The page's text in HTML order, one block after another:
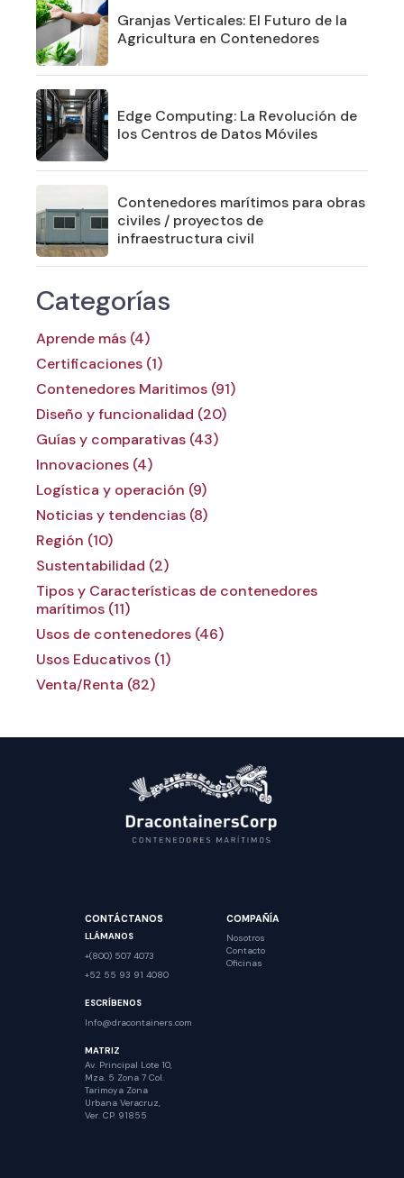
Granjas Verticales: El Futuro de la
Agricultura en Contenedores
Edge Computing: La Revolución de
los Centros de Datos Móviles
Contenedores marítimos para obras
civiles / proyectos de
infraestructura civil
Categorías
Aprende más (4)
Certificaciones (1)
Contenedores Maritimos (91)
Diseño y funcionalidad (20)
Guías y comparativas (43)
Innovaciones (4)
Logística y operación (9)
Noticias y tendencias (8)
Región (10)
Sustentabilidad (2)
Tipos y Características de contenedores
marítimos (11)
Usos de contenedores (46)
Usos Educativos (1)
Venta/Renta (82)
CONTÁCTANOS
LLÁMANOS
+(800) 507 4073
+52 55 93 91 4080
ESCRÍBENOS
Info@dracontainers.com
MATRIZ
Av. Principal Lote 10,
Mza. 5 Zona 7 Col.
Tarimoya Zona
Urbana Veracruz,
Ver. CP. 91855
COMPAÑÍA
Nosotros
Contacto
Oficinas